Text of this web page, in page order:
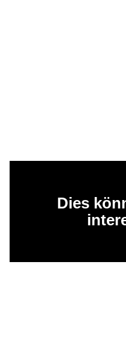
Dies